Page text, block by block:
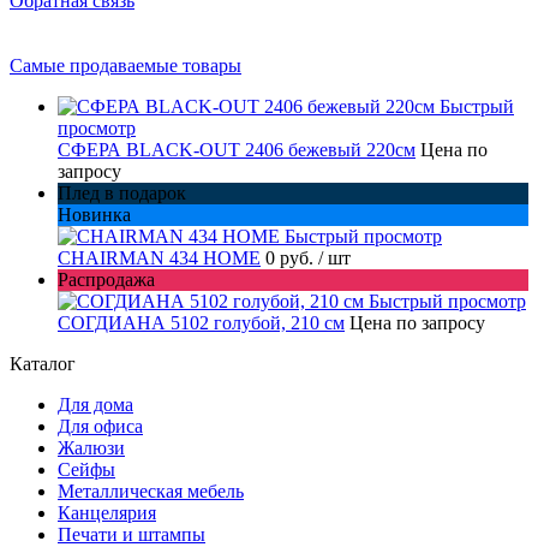
Самые продаваемые товары
Быстрый
просмотр
СФЕРА BLACK-OUT 2406 бежевый 220см Цена по
запросу
Плед в подарок
Новинка
Быстрый просмотр
CHAIRMAN 434 HOME 0 руб. / шт
Распродажа
Быстрый просмотр
СОГДИАНА 5102 голубой, 210 см Цена по запросу
Каталог
Для дома
Для офиса
Жалюзи
Сейфы
Металлическая мебель
Канцелярия
Печати и штампы